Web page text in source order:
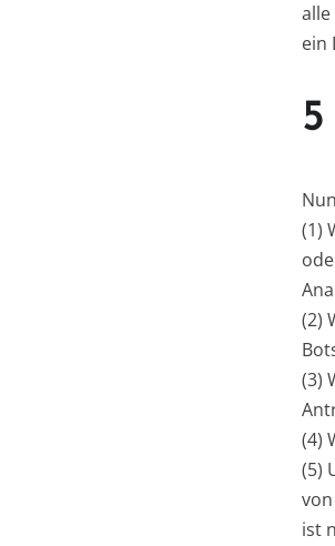
ein
(1)
(2)
(3)
(4)
(5)
ist